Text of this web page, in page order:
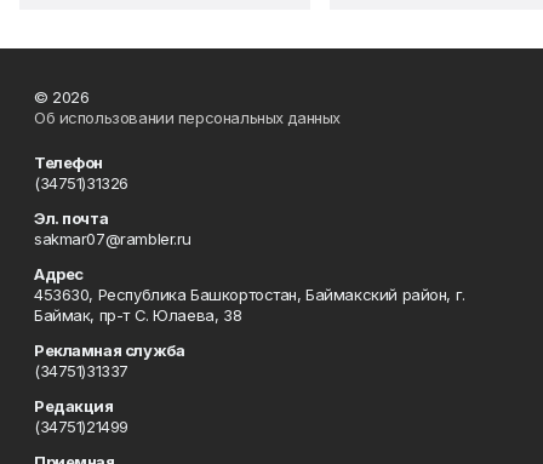
© 2026
Об использовании персональных данных
Телефон
(34751)31326
Эл. почта
sakmar07@rambler.ru
Адрес
453630, Республика Башкортостан, Баймакский район, г.
Баймак, пр-т С. Юлаева, 38
Рекламная служба
(34751)31337
Редакция
(34751)21499